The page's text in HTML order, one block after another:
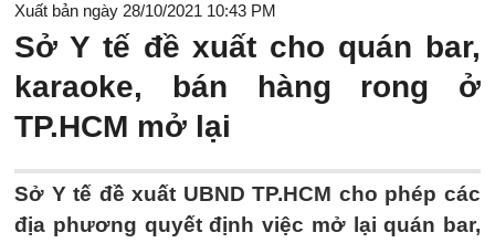
Xuất bản ngày 28/10/2021 10:43 PM
Sở Y tế đề xuất cho quán bar,
karaoke, bán hàng rong ở
TP.HCM mở lại
Sở Y tế đề xuất UBND TP.HCM cho phép các
địa phương quyết định việc mở lại quán bar,